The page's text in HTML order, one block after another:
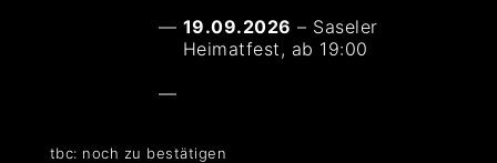
19.09.2026 – Saseler
Heimatfest, ab 19:00
tbc: noch zu bestätigen